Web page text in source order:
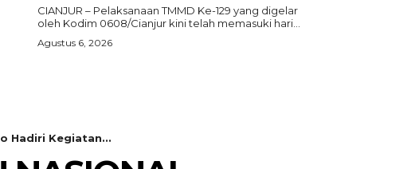
CIANJUR – Pelaksanaan TMMD Ke-129 yang digelar
oleh Kodim 0608/Cianjur kini telah memasuki hari...
Agustus 6, 2026